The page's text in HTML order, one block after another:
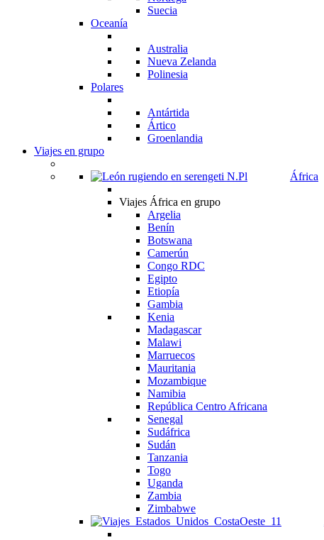
Suecia
Oceanía
Australia
Nueva Zelanda
Polinesia
Polares
Antártida
Ártico
Groenlandia
Viajes en grupo
África
Viajes África en grupo
Argelia
Benín
Botswana
Camerún
Congo RDC
Egipto
Etiopía
Gambia
Kenia
Madagascar
Malawi
Marruecos
Mauritania
Mozambique
Namibia
República Centro Africana
Senegal
Sudáfrica
Sudán
Tanzania
Togo
Uganda
Zambia
Zimbabwe